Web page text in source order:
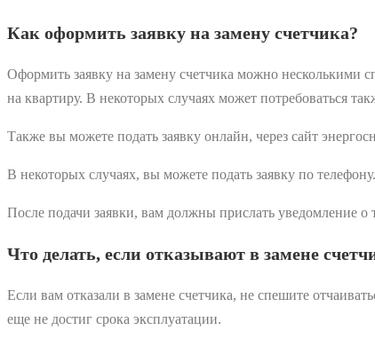
Как оформить заявку на замену счетчика?
Оформить заявку на замену счетчика можно несколькими
на квартиру. В некоторых случаях может потребоваться
Также вы можете подать заявку онлайн, через сайт
В некоторых случаях, вы можете подать заявку по
После подачи заявки, вам должны прислать уведомление о
Что делать, если отказывают в замене
Если вам отказали в замене счетчика, не спешите
еще не достиг срока эксплуатации.